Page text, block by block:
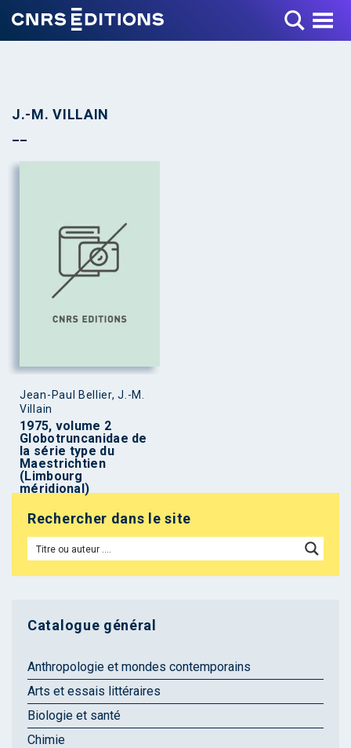
Toggle Menu
J.-M. VILLAIN
Jean-Paul Bellier, J.-M.
Villain
1975, volume 2
Globotruncanidae de
la série type du
Maestrichtien
(Limbourg
méridional)
Rechercher dans le site
Catalogue général
Anthropologie et mondes contemporains
Arts et essais littéraires
Biologie et santé
Chimie